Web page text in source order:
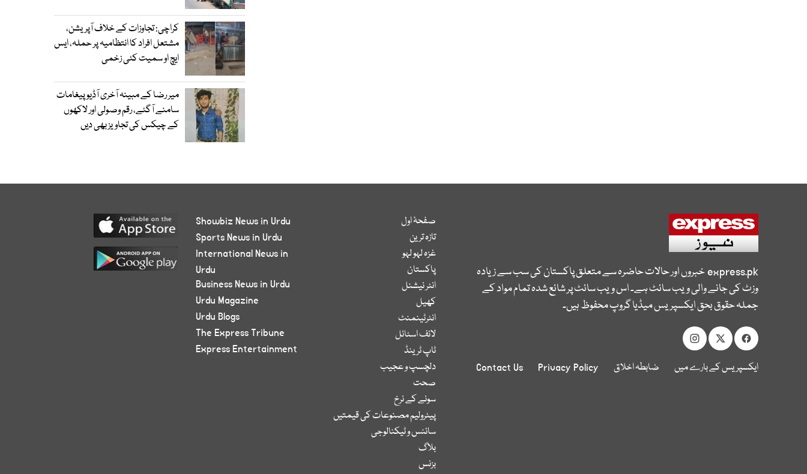
کراچی: تجاوزات کے خلاف آپریشن،
مشتعل افراد کا انتظامیہ پر حملہ، ایس
ایچ او سمیت کئی زخمی
میر رضا کے مبینہ آخری آڈیو پیغامات
سامنے آگئے، رقم وصولی اور لاکھوں
کے چیکس کی تجاویز بھی دیں
express.pkخبروں اور حالات حاضرہ سے متعلق پاکستان کی سب سے زیادہ
وزٹ کی جانے والی ویب سائٹ ہے۔ اس ویب سائٹ پر شائع شدہ تمام مواد کے
جملہ حقوق بحق ایکسپریس میڈیا گروپ محفوظ ہیں۔
ایکسپریس کے بارے میں ضابطہ اخلاق Privacy Policy
Contact Us
صفحۂ اول
تازہ ترین
غزہ لہو لہو
پاکستان
انٹر نیشنل
کھیل
انٹرٹینمنٹ
لائف اسٹائل
ٹاپ ٹرینڈ
دلچسپ و عجیب
صحت
سونے کے نرخ
پیٹرولیم مصنوعات کی قیمتیں
سائنس و ٹیکنالوجی
بلاگ
بزنس
Showbiz News in Urdu
Sports News in Urdu
International News in
Urdu
Business News in Urdu
Urdu Magazine
Urdu Blogs
The Express Tribune
Express Entertainment